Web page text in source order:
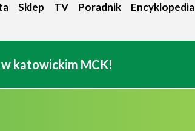
Sklep TV Poradnik Encyklopedia
w katowickim MCK!